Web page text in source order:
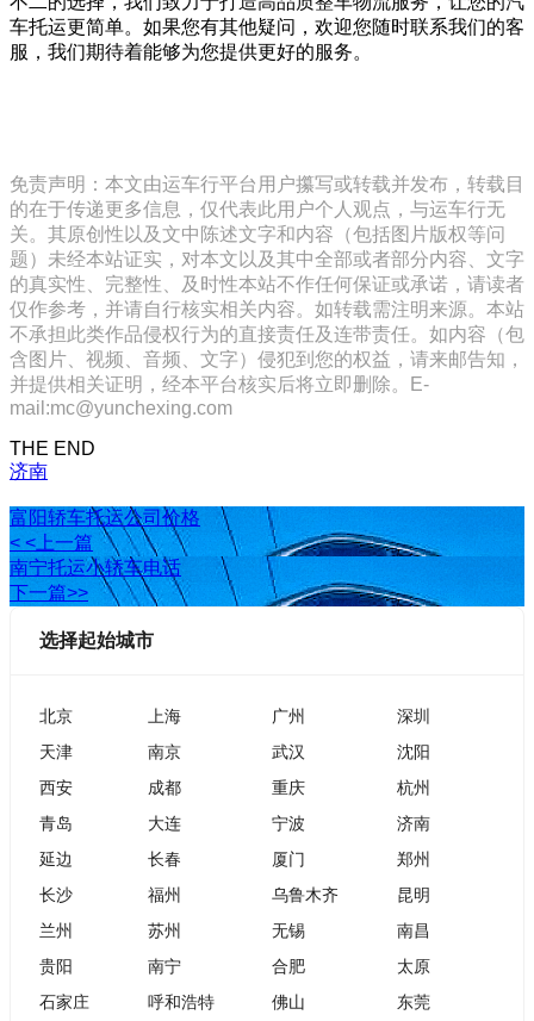
车托运更简单。如果您有其他疑问，欢迎您随时联系我们的客
服，我们期待着能够为您提供更好的服务。
免责声明：本文由运车行平台用户攥写或转载并发布，转载目
的在于传递更多信息，仅代表此用户个人观点，与运车行无
关。其原创性以及文中陈述文字和内容（包括图片版权等问
题）未经本站证实，对本文以及其中全部或者部分内容、文字
的真实性、完整性、及时性本站不作任何保证或承诺，请读者
仅作参考，并请自行核实相关内容。如转载需注明来源。本站
不承担此类作品侵权行为的直接责任及连带责任。如内容（包
含图片、视频、音频、文字）侵犯到您的权益，请来邮告知，
并提供相关证明，经本平台核实后将立即删除。E-
mail:mc@yunchexing.com
THE END
济南
富阳轿车托运公司价格
< <上一篇
南宁托运小轿车电话
下一篇>>
选择起始城市
北京 上海 广州
深圳
天津
南京 武汉
沈阳
西安
成都 重庆
杭州
青岛
大连 宁波
济南
延边
长春 厦门
郑州
长沙
福州 乌鲁木齐
昆明
兰州
苏州 无锡
南昌
贵阳
南宁 合肥
太原
石家庄
呼和浩特 佛山
东莞